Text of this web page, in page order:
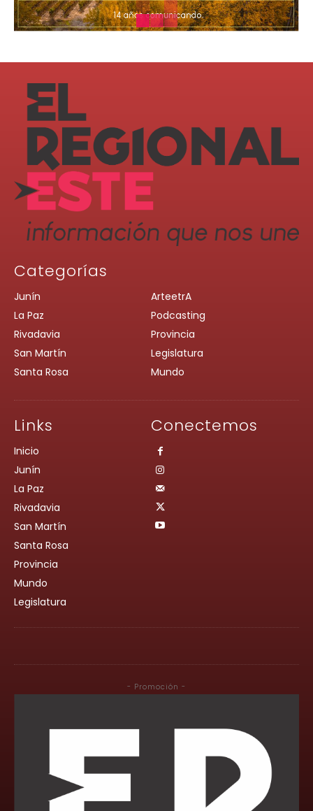
Categorías
Junín
La Paz
Rivadavia
San Martín
Santa Rosa
ArteetrA
Podcasting
Provincia
Legislatura
Mundo
Links
Inicio
Junín
La Paz
Rivadavia
San Martín
Santa Rosa
Provincia
Mundo
Legislatura
Conectemos
- Promoción -